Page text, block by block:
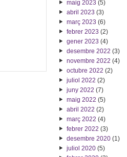
maig 2023 (5)
abril 2023 (3)
març 2023 (6)
febrer 2023 (2)
gener 2023 (4)
desembre 2022 (3)
novembre 2022 (4)
octubre 2022 (2)
juliol 2022 (2)
juny 2022 (7)
maig 2022 (5)
abril 2022 (2)
març 2022 (4)
febrer 2022 (3)
desembre 2020(1)
juliol 2020(5)